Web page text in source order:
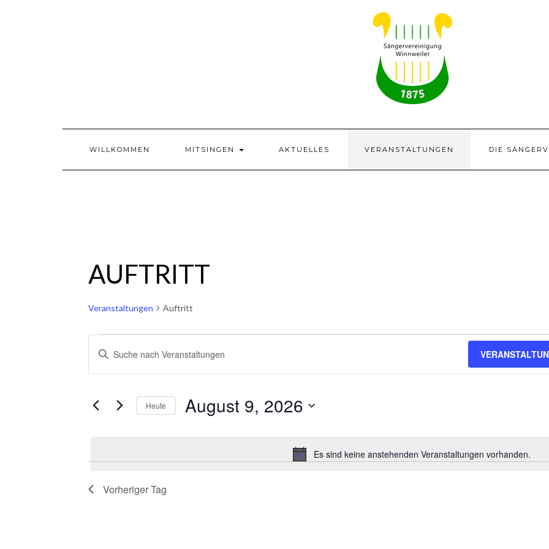
WILLKOMMEN MITSINGEN AKTUELLES VERANSTALTUNGEN DIE
AUFTRITT
Veranstaltungen Auftritt
VERANSTALTUNGEN
FÜR
AUGUST
9,
Hinweis
Es sind keine anstehenden Veranstaltungen vorhanden.
SUCHE
UND
ANSICHTEN,
SCHLÜSSELWORT
SUCHE
SCHLÜSSELWORT. Heute August 9, 2026
Vorheriger Tag